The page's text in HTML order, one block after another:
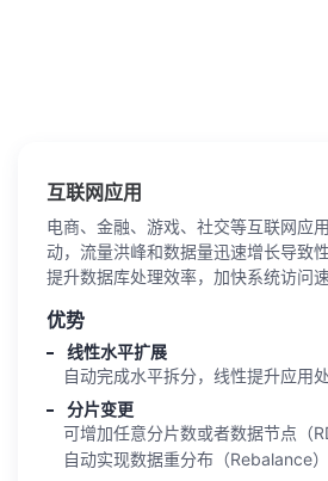
互联网应用
电商、金融、游戏、社交等互联网应
动，流量洪峰和数据量迅速增长导致
提升数据库处理效率，加快系统访问
优势
线性水平扩展
自动完成水平拆分，线性提升应用
分片变更
可增加任意分片数或者数据节点（
自动实现数据重分布（Rebalance）